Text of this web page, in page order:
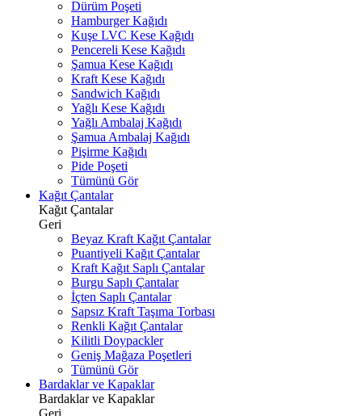
Dürüm Poşeti
Hamburger Kağıdı
Kuşe LVC Kese Kağıdı
Pencereli Kese Kağıdı
Şamua Kese Kağıdı
Kraft Kese Kağıdı
Sandwich Kağıdı
Yağlı Kese Kağıdı
Yağlı Ambalaj Kağıdı
Şamua Ambalaj Kağıdı
Pişirme Kağıdı
Pide Poşeti
Tümünü Gör
Kağıt Çantalar
Kağıt Çantalar
Geri
Beyaz Kraft Kağıt Çantalar
Puantiyeli Kağıt Çantalar
Kraft Kağıt Saplı Çantalar
Burgu Saplı Çantalar
İçten Saplı Çantalar
Sapsız Kraft Taşıma Torbası
Renkli Kağıt Çantalar
Kilitli Doypackler
Geniş Mağaza Poşetleri
Tümünü Gör
Bardaklar ve Kapaklar
Bardaklar ve Kapaklar
Geri